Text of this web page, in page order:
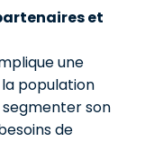
et
une
population
son
de